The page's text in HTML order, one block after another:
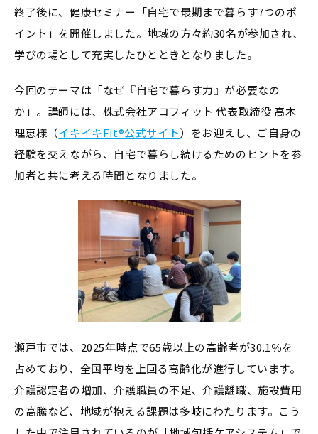
終了後に、健康セミナー「自宅で最期まで暮らす7つのポ
イント」を開催しました。地域の方々約30名が参加され、
学びの場として充実したひとときとなりました。
今回のテーマは「なぜ『自宅で暮らす力』が必要なの
か」。講師には、株式会社アコフィット 代表取締役 高木
理恵様（イキイキFit®️公式サイト）をお迎えし、ご自身の
経験を交えながら、自宅で暮らし続けるためのヒントを参
加者と共に考える時間となりました。
瀬戸市では、2025年時点で65歳以上の高齢者が30.1％を
占めており、全国平均を上回る高齢化が進行しています。
介護認定者の増加、介護職員の不足、介護離職、施設費用
の高騰など、地域が抱える課題は多岐にわたります。こう